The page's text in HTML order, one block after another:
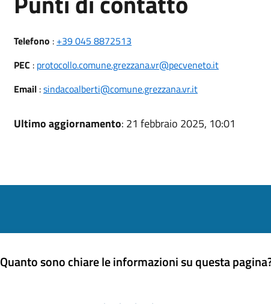
Telefono : +39 045 8872513
PEC : protocollo.comune.grezzana.vr@pecveneto.it
Email:sindacoalberti@comune.grezzana.vr.it
Ultimo aggiornamento: 21 febbraio 2025, 10:01
Quanto sono chiare le informazioni su questa